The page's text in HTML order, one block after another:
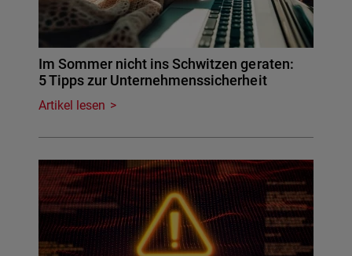
Im Sommer nicht ins Schwitzen geraten:
5 Tipps zur Unternehmenssicherheit
Artikel lesen